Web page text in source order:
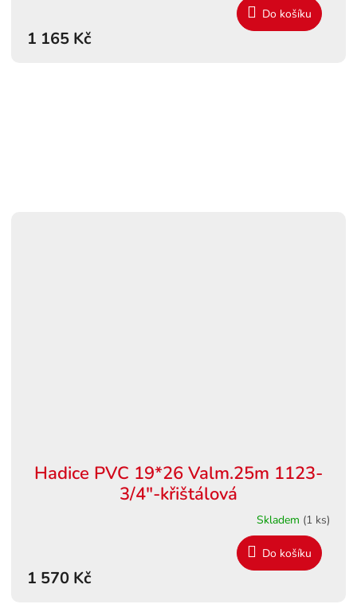
1 165 Kč
Do košíku
Hadice PVC 19*26 Valm.25m 1123-
3/4"-křištálová
Skladem (1 ks)
1 570 Kč
Do košíku